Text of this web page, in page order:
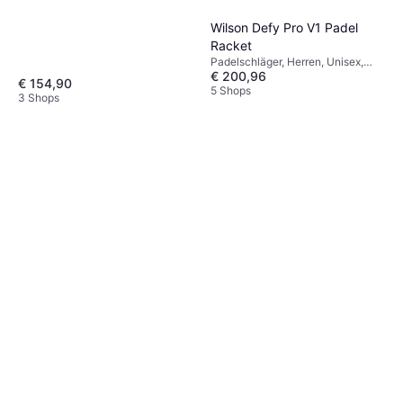
€ 154,90
3 Shops
Wilson Defy Pro V1 Padel
Racket
Padelschläger, Herren, Unisex,
Erwachsene, Diamant, Drop
€ 200,96
5 Shops